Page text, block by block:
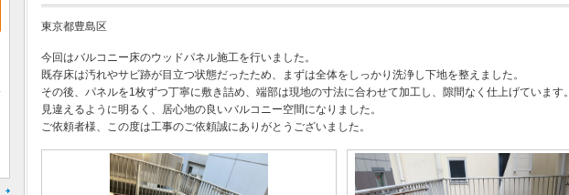
東京都豊島区
今回はバルコニー床のウッドパネル施工を行いました。
既存床は汚れやサビ跡が目立つ状態だったため、まずは全体をしっかり洗浄し下地を整えました。
その後、パネルを1枚ずつ丁寧に敷き詰め、端部は現地の寸法に合わせて加工し、隙間なく仕上げています。
見違えるように明るく、居心地の良いバルコニー空間になりました。
ご依頼者様、この度は工事のご依頼誠にありがとうございました。